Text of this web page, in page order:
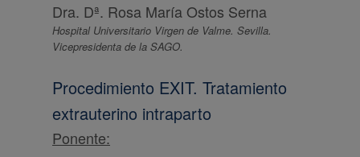
Dra. Dª. Rosa María Ostos Serna
Hospital Universitario Virgen de Valme. Sevilla.
Vicepresidenta de la SAGO.
Procedimiento EXIT. Tratamiento
extrauterino intraparto
Ponente: